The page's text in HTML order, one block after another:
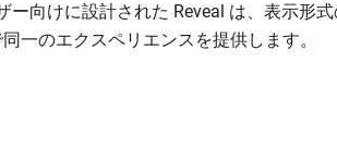
向けに設計された Reveal は、表示形
一のエクスペリエンスを提供します。